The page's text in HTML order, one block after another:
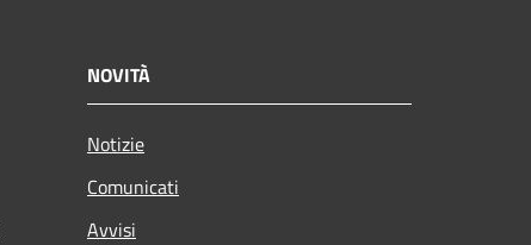
NOVITÀ
Notizie
Comunicati
Avvisi